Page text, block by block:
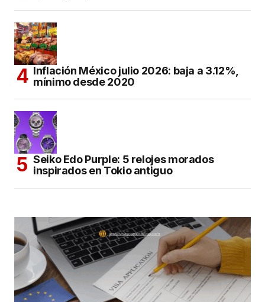
Inflación México julio 2026: baja a 3.12%,
mínimo desde 2020
Seiko Edo Purple: 5 relojes morados
inspirados en Tokio antiguo